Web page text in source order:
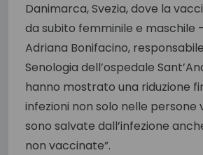
Danimarca, Svezia, dove la
da subito femminile e maschile
Adriana Bonifacino,
Senologia dell’ospedale
hanno mostrato una riduzione
infezioni non solo nelle persone
sono salvate dall’infezione
non vaccinate”.